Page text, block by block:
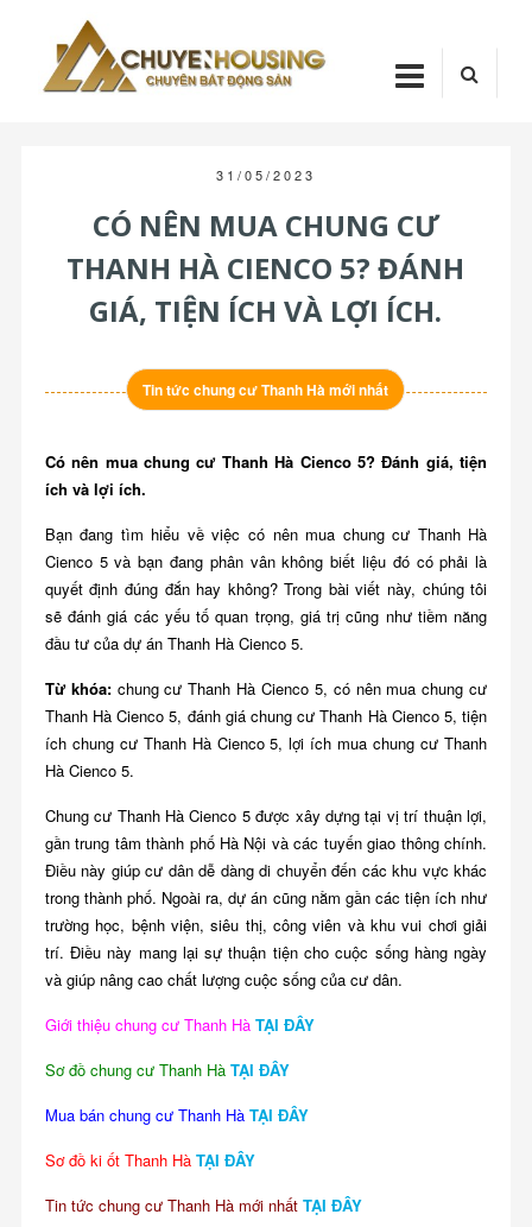
31/05/2023
CÓ NÊN MUA CHUNG CƯ
THANH HÀ CIENCO 5? ĐÁNH
GIÁ, TIỆN ÍCH VÀ LỢI ÍCH.
Tin tức chung cư Thanh Hà mới nhất
Có nên mua chung cư Thanh Hà Cienco 5? Đánh giá, tiện
ích và lợi ích.
Bạn đang tìm hiểu về việc có nên mua chung cư Thanh Hà
Cienco 5 và bạn đang phân vân không biết liệu đó có phải là
quyết định đúng đắn hay không? Trong bài viết này, chúng tôi
sẽ đánh giá các yếu tố quan trọng, giá trị cũng như tiềm năng
đầu tư của dự án Thanh Hà Cienco 5.
​​Từ khóa:chung cư Thanh Hà Cienco 5, có nên mua chung cư
Thanh Hà Cienco 5, đánh giá chung cư Thanh Hà Cienco 5, tiện
ích chung cư Thanh Hà Cienco 5, lợi ích mua chung cư Thanh
Hà Cienco 5.
Chung cư Thanh Hà Cienco 5 được xây dựng tại vị trí thuận lợi,
gần trung tâm thành phố Hà Nội và các tuyến giao thông chính.
Điều này giúp cư dân dễ dàng di chuyển đến các khu vực khác
trong thành phố. Ngoài ra, dự án cũng nằm gần các tiện ích như
trường học, bệnh viện, siêu thị, công viên và khu vui chơi giải
trí. Điều này mang lại sự thuận tiện cho cuộc sống hàng ngày
và giúp nâng cao chất lượng cuộc sống của cư dân.
Giới thiệu chung cư Thanh Hà TẠI ĐÂY
Sơ đồ chung cư Thanh Hà TẠI ĐÂY
Mua bán chung cư Thanh Hà TẠI ĐÂY
Sơ đồ ki ốt Thanh Hà TẠI ĐÂY
Tin tức chung cư Thanh Hà mới nhất TẠI ĐÂY